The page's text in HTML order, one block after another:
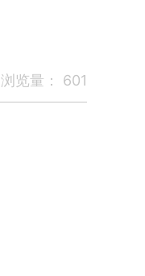
浏览量： 601